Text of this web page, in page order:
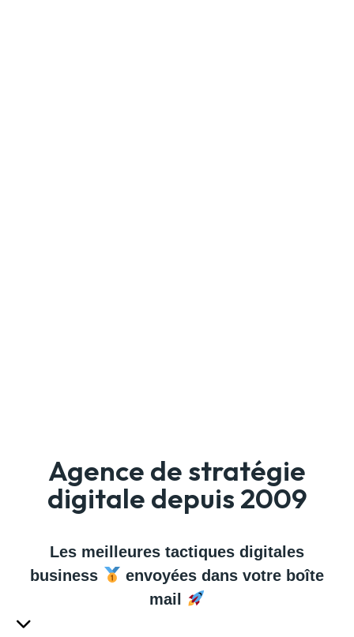
Agence de stratégie
digitale depuis 2009
Les meilleures tactiques digitales
business
envoyées dans votre boîte
mail